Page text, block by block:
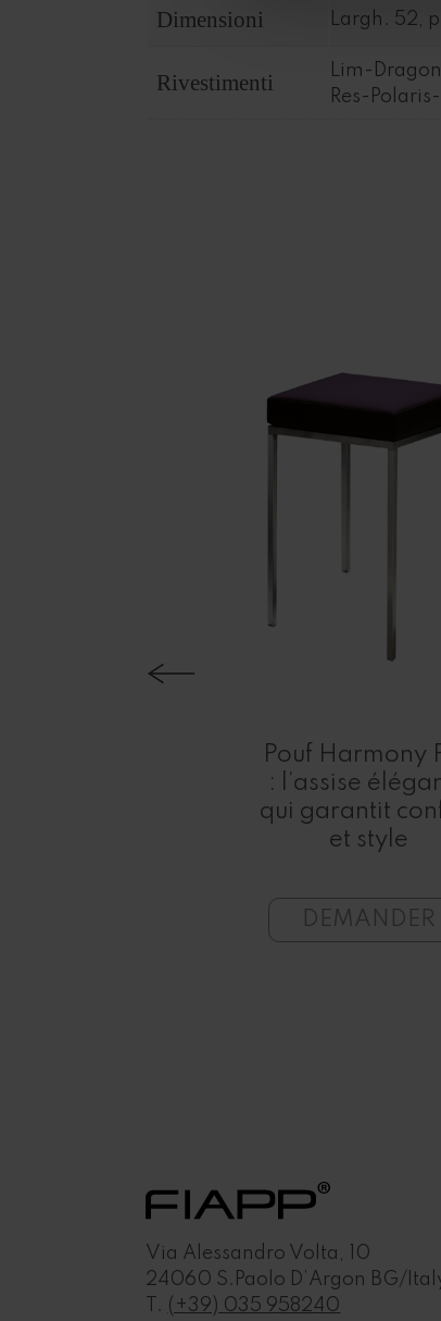
Dimensioni Largh. 52,
Rivestimenti
Lim-
Res-
Pouf Harmony
: l’assise
qui garantit
et style
DEMANDER
Via Alessandro Volta, 10
24060 S.Paolo D’Argon BG/
T. (+39) 035 958240